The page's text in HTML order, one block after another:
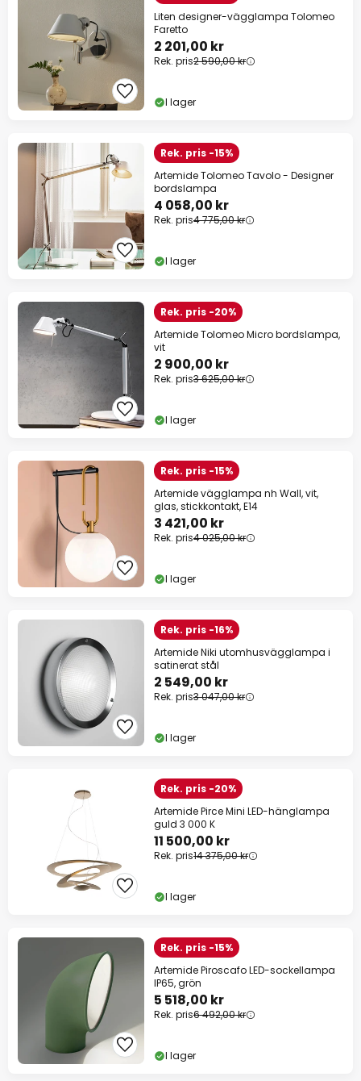
Liten designer-vägglampa Tolomeo
Faretto
2 201,00 kr
Rek. pris2 590,00 kr
I lager
Rek. pris -15%
Artemide Tolomeo Tavolo - Designer
bordslampa
4 058,00 kr
Rek. pris4 775,00 kr
I lager
Rek. pris -20%
Artemide Tolomeo Micro bordslampa,
vit
2 900,00 kr
Rek. pris3 625,00 kr
I lager
Rek. pris -15%
Artemide vägglampa nh Wall, vit,
glas, stickkontakt, E14
3 421,00 kr
Rek. pris4 025,00 kr
I lager
Rek. pris -16%
Artemide Niki utomhusvägglampa i
satinerat stål
2 549,00 kr
Rek. pris3 047,00 kr
I lager
Rek. pris -20%
Artemide Pirce Mini LED-hänglampa
guld 3 000 K
11 500,00 kr
Rek. pris14 375,00 kr
I lager
Rek. pris -15%
Artemide Piroscafo LED-sockellampa
IP65, grön
5 518,00 kr
Rek. pris6 492,00 kr
I lager